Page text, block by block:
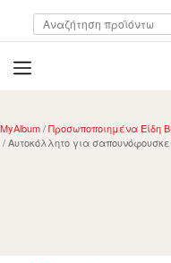
Αναζήτηση
για:
open
MyAlbum/Προσωποποιημένα Είδη
/ Αυτοκόλλητο για